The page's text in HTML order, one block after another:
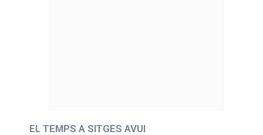
EL TEMPS A SITGES AVUI